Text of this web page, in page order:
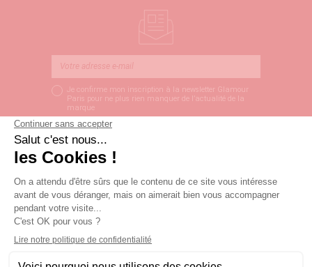
Je confirme mon inscription à la newsletter Glamour
Paris pour ne plus rien manquer de l’actualité de la
marque
LIVRAISON SOUS 3
PAIEMENT SÉCURISÉ